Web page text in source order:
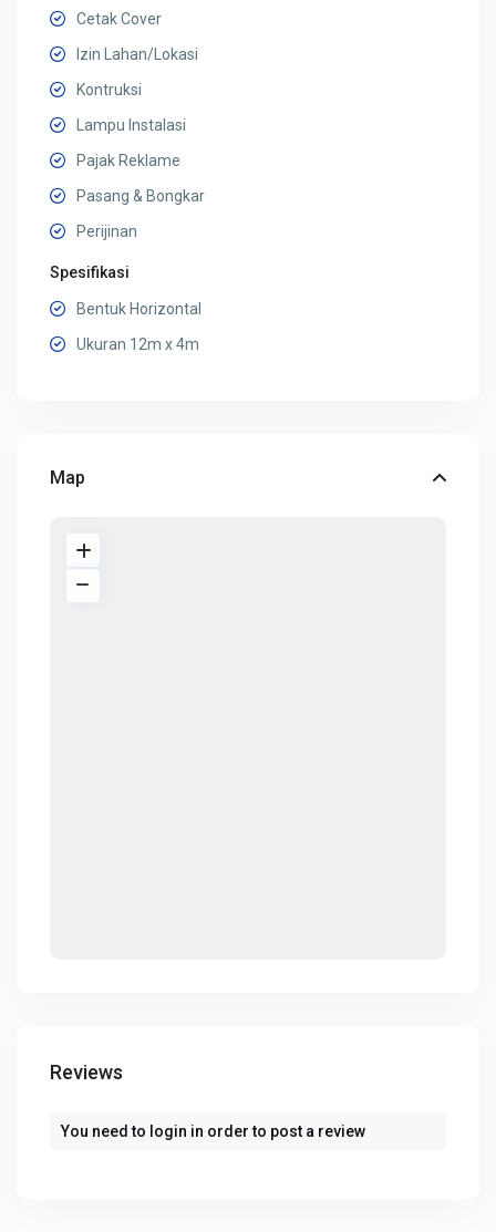
Cetak Cover
Izin Lahan/Lokasi
Kontruksi
Lampu Instalasi
Pajak Reklame
Pasang & Bongkar
Perijinan
Spesifikasi
Bentuk Horizontal
Ukuran 12m x 4m
Map
Reviews
You need to login in order to post a review